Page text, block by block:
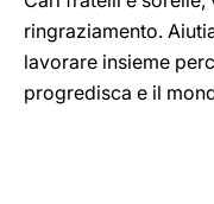
ringraziamento.
lavorare insieme
progredisca e il